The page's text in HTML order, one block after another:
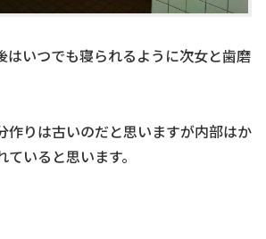
はいつでも寝られるように次女と歯磨
作りは古いのだと思いますが内部はか
いると思います。